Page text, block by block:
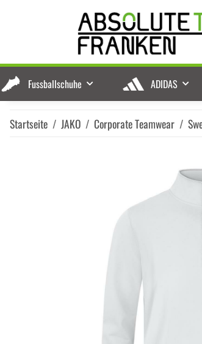
Fussballschuhe ADIDAS
Startseite JAKO Corporate Teamwear